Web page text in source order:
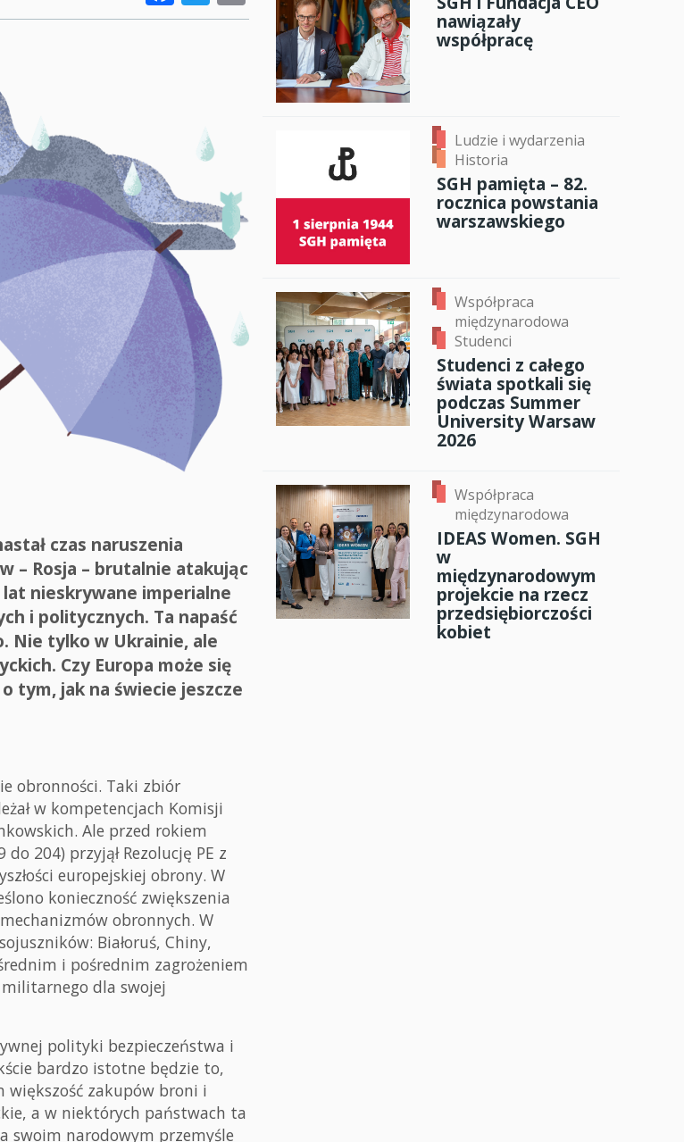
Studenci i doktoranci
Współpraca międzynarodowa
Współpraca z otoczeniem
Historia
Wspomnienia
czas naruszenia
– Rosja – brutalnie atakując
lat nieskrywane imperialne
i politycznych. Ta napaść
Nie tylko w Ukrainie, ale
Czy Europa może się
tym, jak na świecie jeszcze
obronności. Taki zbiór
w kompetencjach Komisji
Ale przed rokiem
204) przyjął Rezolucję PE z
europejskiej obrony. W
konieczność zwiększenia
obronnych. W
Białoruś, Chiny,
i pośrednim zagrożeniem
dla swojej
polityki bezpieczeństwa i
bardzo istotne będzie to,
większość zakupów broni i
a w niektórych państwach ta
swoim narodowym przemyśle
nawiązały
współpracę
Ludzie i wydarzenia
Historia
SGH pamięta – 82.
rocznica powstania
warszawskiego
Współpraca
międzynarodowa
Studenci
Studenci z całego
świata spotkali się
podczas Summer
University Warsaw
2026
Współpraca
międzynarodowa
IDEAS Women. SGH
w
międzynarodowym
projekcie na rzecz
przedsiębiorczości
kobiet